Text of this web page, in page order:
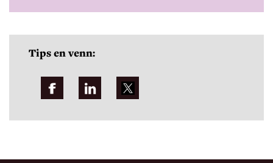
Tips en venn: